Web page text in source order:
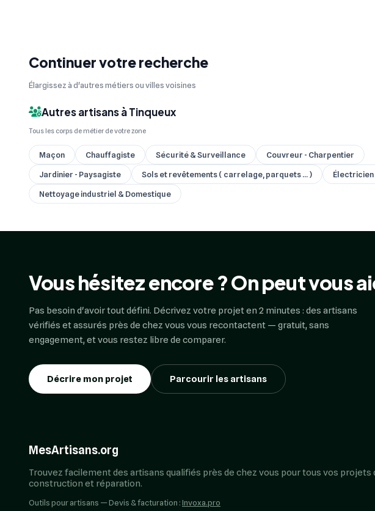
Continuer votre recherche
Élargissez à d'autres métiers ou villes voisines
Autres artisans à Tinqueux
Tous les corps de métier de votre zone
Maçon Chauffagiste Sécurité & Surveillance
Couvreur - Charpentier
Jardinier - Paysagiste
Sols et revêtements ( carrelage, parquets ... )
Électricien
Nettoyage industriel & Domestique
Vous hésitez encore ? On peut vous
Pas besoin d'avoir tout défini. Décrivez votre projet en 2 minutes : des artisans
vérifiés et assurés près de chez vous vous recontactent — gratuit, sans
engagement, et vous restez libre de comparer.
Décrire mon projet Parcourir les artisans
MesArtisans.org
Trouvez facilement des artisans qualifiés près de chez vous pour tous vos projets
construction et réparation.
Outils pour artisans — Devis & facturation :Invoxa.pro